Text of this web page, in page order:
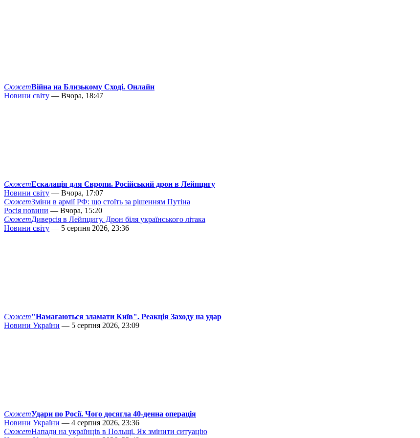
СюжетВійна на Близькому Сході. Онлайн
Новини світу — Вчора, 18:47
СюжетЕскалація для Європи. Російський дрон в Лейпцигу
Новини світу — Вчора, 17:07
СюжетЗміни в армії РФ: що стоїть за рішенням Путіна
Росія новини — Вчора, 15:20
СюжетДиверсія в Лейпцигу. Дрон біля українського літака
Новини світу — 5 серпня 2026, 23:36
Сюжет"Намагаються зламати Київ". Реакція Заходу на удар
Новини України — 5 серпня 2026, 23:09
СюжетУдари по Росії. Чого досягла 40-денна операція
Новини України — 4 серпня 2026, 23:36
СюжетНапади на українців в Польщі. Як змінити ситуацію